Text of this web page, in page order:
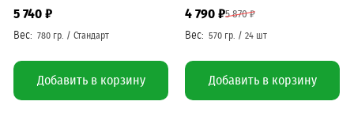
5 740 ₽
Добавить в корзину
5 870 ₽
4 790 ₽
Добавить в корзину